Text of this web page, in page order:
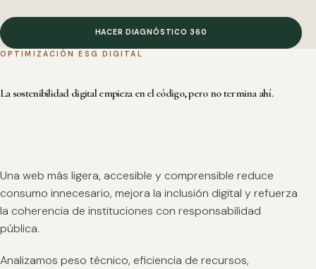
HACER DIAGNÓSTICO 360
OPTIMIZACIÓN ESG DIGITAL
La sostenibilidad digital empieza en el código, pero no termina ahí.
Una web más ligera, accesible y comprensible reduce
consumo innecesario, mejora la inclusión digital y refuerza
la coherencia de instituciones con responsabilidad
pública.
Analizamos peso técnico, eficiencia de recursos,